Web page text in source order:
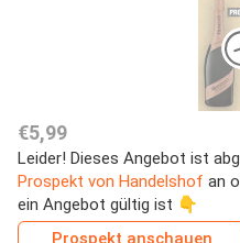
€5,99
Leider! Dieses Angebot ist
Prospekt von Handelshof an
ein Angebot gültig ist 👇
Prospekt anschauen